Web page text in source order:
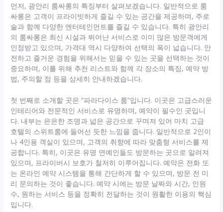
먼저, 광안리 룸싸롱의 특징부터 살펴보겠습니다. 일반적으로 룸
싸롱은 고객이 프라이빗하게 즐길 수 있는 공간을 제공하며, 주로
술과 함께 다양한 엔터테인먼트를 즐길 수 있습니다. 특히 광안리
의 룸싸롱은 최신 시설과 뛰어난 서비스로 이미 많은 방문객에게
인정받고 있으며, 가격대 역시 다양하여 선택의 폭이 넓습니다. 안
전하고 즐거운 경험을 위해서는 믿을 수 있는 곳을 선택하는 것이
중요하며, 이를 위해 추천 리스트와 함께 각 장소의 특징, 예약 방
법, 주의할 점 등을 상세히 안내하겠습니다.
첫 번째로 소개할 곳은 “파라다이스 룸”입니다. 이곳은 고급스러운
인테리어와 전문적인 서비스로 유명하며, 예약이 필수인 곳입니
다. 내부는 은은한 조명과 넓은 공간으로 꾸며져 있어 마치 고급
호텔의 스위트룸에 들어선 듯한 느낌을 줍니다. 일반적으로 2인이
나 4인용 객실이 있으며, 고객의 취향에 따라 맞춤형 서비스를 제
공합니다. 특히, 이곳은 유명 연예인들도 방문하는 곳으로 알려져
있으며, 프라이버시 보호가 철저히 이루어집니다. 예약은 전화 또
는 온라인 예약 시스템을 통해 간단하게 할 수 있으며, 방문 전 미
리 문의하는 것이 좋습니다. 예약 시에는 방문 날짜와 시간, 인원
수, 원하는 서비스 등을 정확히 전달하는 것이 원활한 이용의 핵심
입니다.